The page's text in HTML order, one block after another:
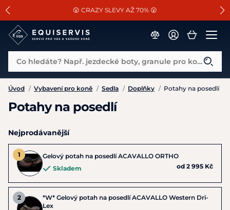
SLEVA 13% na vše od Cassini!
😮 CRAZY SLEVY AŽ 70% 😮
📐Pasování a doplňky k vybraným sedlům ZDARMA 🐴
Co hledáte? Např. jezdecké boty, granule pro koně...
Úvod / Vybavení pro koně / Sedla / Doplňky / Potahy na posedlí
Potahy na posedlí
Nejprodávanější
Gelový potah na posedlí ACAVALLO ORTHO
Skladem
od 2 995 Kč
*W* Gelový potah na posedlí ACAVALLO Western Dri-
Lex